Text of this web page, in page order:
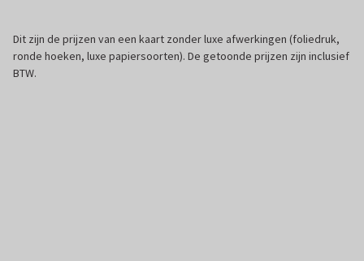
Dit zijn de prijzen van een kaart zonder luxe afwerkingen (foliedruk,
ronde hoeken, luxe papiersoorten). De getoonde prijzen zijn inclusief
BTW.